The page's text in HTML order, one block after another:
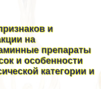
и
на
препараты
и особенности
категории и